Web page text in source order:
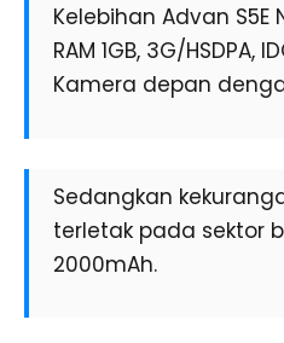
Kelebihan Advan S5E
RAM 1GB, 3G/HSDPA,
Kamera depan
Sedangkan
terletak pada sektor
2000mAh.